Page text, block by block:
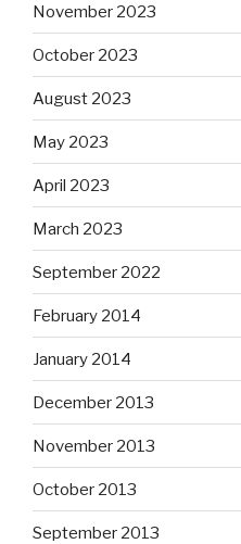
November 2023
October 2023
August 2023
May 2023
April 2023
March 2023
September 2022
February 2014
January 2014
December 2013
November 2013
October 2013
September 2013